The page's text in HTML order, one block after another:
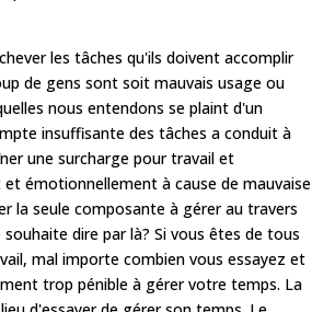
les tâches qu'ils doivent accomplir
de gens sont soit mauvais usage ou
nous entendons se plaint d'un
insuffisante des tâches a conduit à
une surcharge pour travail et
émotionnellement à cause de mauvaise
la seule composante à gérer au travers
dire par là? Si vous êtes de tous
mal importe combien vous essayez et
trop pénible à gérer votre temps. La